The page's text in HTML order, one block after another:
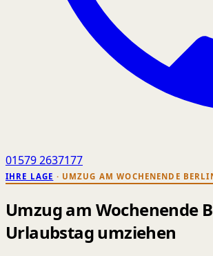
01579 2637177
IHRE LAGE · UMZUG AM WOCHENENDE
Umzug am Wochenende
Urlaubstag umziehen